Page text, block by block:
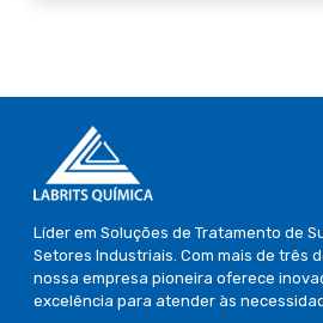
Líder em Soluções de Tratamento de
Setores Industriais. Com mais de três
nossa empresa pioneira oferece
excelência para atender às